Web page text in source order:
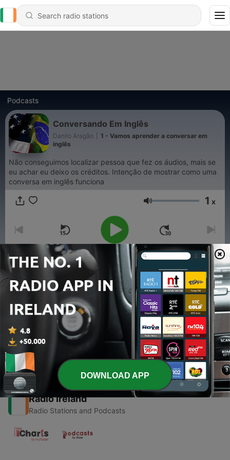
Podcasts
Conversando Em Inglês
Danilo Aragão
1 - Vamos aprender a conversar em
inglês
Não conseguimos localizar pessoa que fez os áudios, mais se
eu achar eu deixo os créditos. Intenção de mostrar como uma
conversa em inglês funciona
Volume 1 x
00:00
Episodes
1 - Vamos aprender a conversar em inglês
01 Feb 2021
Radio Ireland
Radio Stations and Podcasts
DOWNLOAD APP